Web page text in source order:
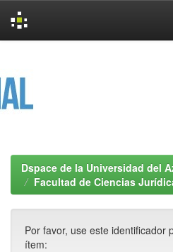
Dspace de la Universidad del
Facultad de Ciencias
Por favor, use este identificador
ítem: